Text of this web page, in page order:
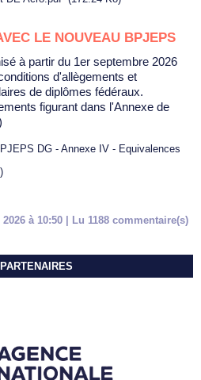
LE NOUVEAU BPJEPS
d'allègements et
de diplômes fédéraux.
figurant dans l'Annexe de
DG - Annexe IV - Equivalences
à 10:50 | Lu 1188 commentaire(s)